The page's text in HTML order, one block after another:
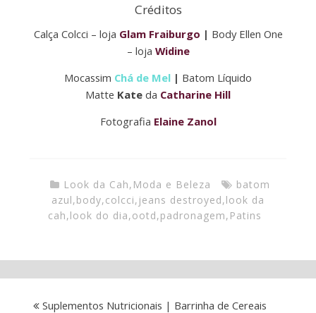
Créditos
Calça Colcci – loja Glam Fraiburgo | Body Ellen One
– loja Widine
Mocassim Chá de Mel | Batom Líquido
Matte Kate da Catharine Hill
Fotografia Elaine Zanol
Look da Cah, Moda e Beleza
batom
azul,body,colcci, jeans destroyed,look da
cah,look do dia,ootd,padronagem, Patins
Suplementos Nutricionais | Barrinha de Cereais